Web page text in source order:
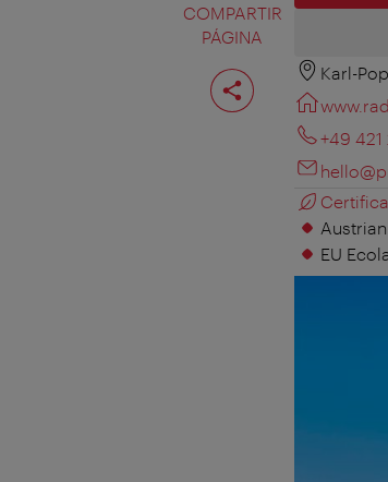
COMPARTIR
PÁGINA
Compartir
página
Karl-
+49 421
EU